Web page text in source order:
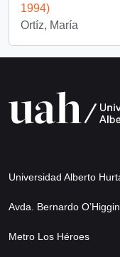
1994)
Ortíz, María
Universidad Alberto
Avda. Bernardo
Metro Los Héroes